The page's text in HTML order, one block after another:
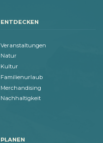
ENTDECKEN
Veranstaltungen
Natur
Kultur
Familienurlaub
Merchandising
Nachhaltigkeit
PLANEN